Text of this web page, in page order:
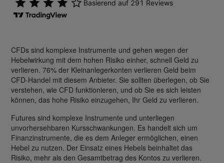
CFDs sind komplexe Instrumente und gehen wegen der
Hebelwirkung mit dem hohen Risiko einher, schnell Geld zu
verlieren. 76% der Kleinanlegerkonten verlieren Geld beim
CFD-Handel mit diesem Anbieter. Sie sollten überlegen, ob Sie
verstehen, wie CFD funktionieren, und ob Sie es sich leisten
können, das hohe Risiko einzugehen, Ihr Geld zu verlieren.
Futures sind komplexe Instrumente und unterliegen
unvorhersehbaren Kursschwankungen. Es handelt sich um
Finanzinstrumente, die es dem Anleger ermöglichen, einen
Hebel zu nutzen. Der Einsatz eines Hebels beinhaltet das
Risiko, mehr als den Gesamtbetrag des Kontos zu verlieren.